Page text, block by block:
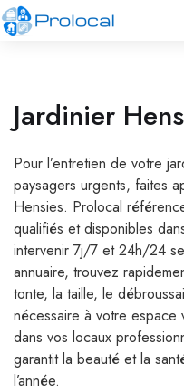
Jardinier
Pour l’entretien de votre
paysagers urgents, faites
Hensies. Prolocal
qualifiés et disponibles
intervenir 7j/7 et 24h/24
annuaire, trouvez
tonte, la taille, le
nécessaire à votre
dans vos locaux
garantit la beauté et la
l’année.